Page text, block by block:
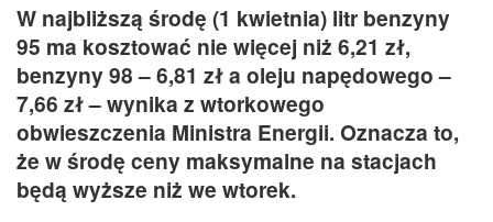
W najbliższą środę (1 kwietnia) litr benzyny
95 ma kosztować nie więcej niż 6,21 zł,
benzyny 98 – 6,81 zł a oleju napędowego –
7,66 zł – wynika z wtorkowego
obwieszczenia Ministra Energii. Oznacza to,
że w środę ceny maksymalne na stacjach
będą wyższe niż we wtorek.